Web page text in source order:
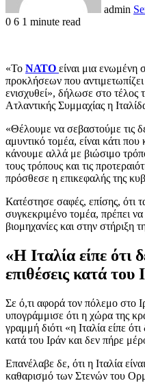
admin
0 6 1 minute read
«Το ΝΑΤΟ είναι μια
προκλήσεων που
ενισχυθεί», δήλωσε στο τέλος
Ατλαντικής Συμμαχίας η
«Θέλουμε να σεβαστούμε τις
αμυντικό τομέα, είναι κάτι
κάνουμε αλλά με βιώσιμο
τους τρόπους και τις
πρόσθεσε η επικεφαλής της
Κατέστησε σαφές, επίσης, ότι
συγκεκριμένο τομέα, πρέπει
βιομηχανίες και στην στήριξη
«Η Ιταλία είπε ότι
επιθέσεις κατά του
Σε ό,τι αφορά τον πόλεμο στο
υπογράμμισε ότι η χώρα της
γραμμή διότι «η Ιταλία είπε
κατά του Ιράν και δεν πήρε
Επανέλαβε δε, ότι η Ιταλία
καθαρισμό των Στενών του